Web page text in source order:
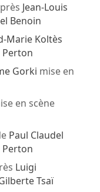
Jean-Louis
Benoin
Marie Koltès
Gorki mise en
en scène
Paul Claudel
Luigi
Tsaï